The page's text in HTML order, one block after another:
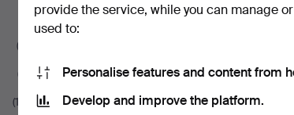
(2)
(7)
(12)
provide the service, while you can manage
used to:
Personalise features and content from
Develop and improve the platform.